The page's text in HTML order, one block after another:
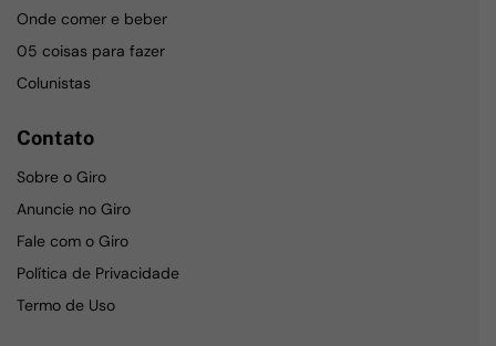
Onde comer e beber
05 coisas para fazer
Colunistas
Contato
Sobre o Giro
Anuncie no Giro
Fale com o Giro
Política de Privacidade
Termo de Uso